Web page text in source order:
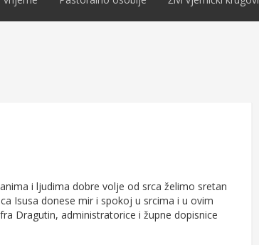
i ljudima dobre volje od srca želimo sretan
Isusa donese mir i spokoj u srcima i u ovim
Dragutin, administratorice i župne dopisnice